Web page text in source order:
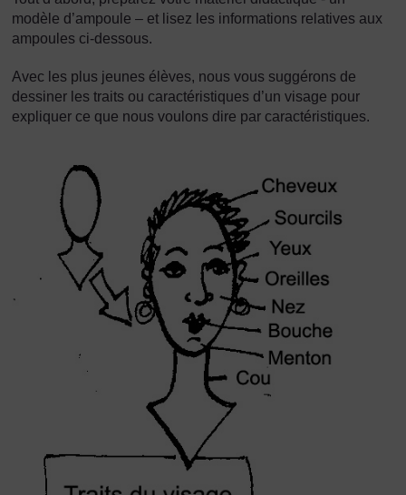
modèle d’ampoule – et lisez les informations relatives aux
ampoules ci-dessous.
Avec les plus jeunes élèves, nous vous suggérons de
dessiner les traits ou caractéristiques d’un visage pour
expliquer ce que nous voulons dire par caractéristiques.